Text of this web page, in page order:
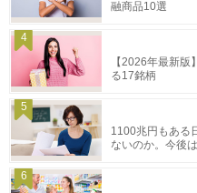
融商品10選
4
【2026年最新
る17銘柄
5
1100兆円もある
ないのか。今後
6